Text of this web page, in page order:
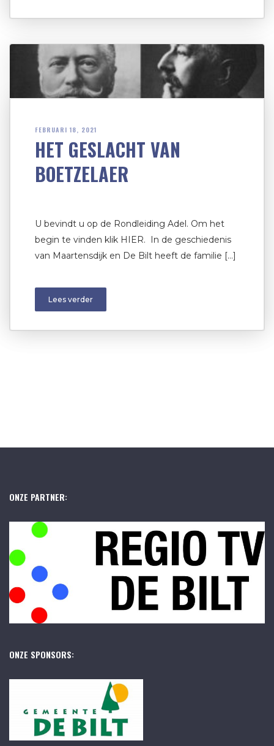
FEBRUARI 18, 2021
HET GESLACHT VAN
BOETZELAER
U bevindt u op de Rondleiding Adel. Om het
begin te vinden klik HIER. In de geschiedenis
van Maartensdijk en De Bilt heeft de familie […]
Lees verder
ONZE PARTNER:
ONZE SPONSORS: